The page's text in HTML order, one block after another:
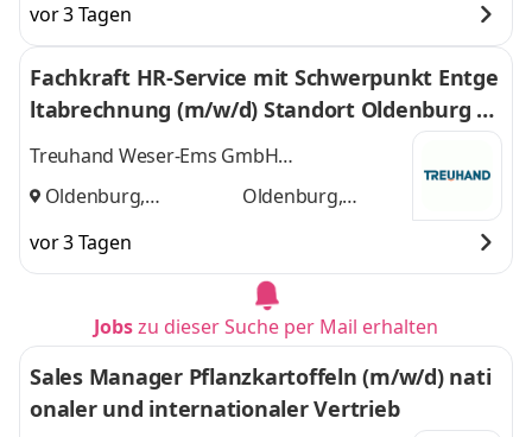
vor 3 Tagen
Fachkraft HR-Service mit Schwerpunkt Entge
ltabrechnung (m/w/d) Standort Oldenburg u
nd Wildeshausen
Treuhand Weser-Ems GmbH
Wirtschaftsprüfungsgesellschaft
Oldenburg,
Oldenburg,
vor 3 Tagen
Jobszu dieser Suche per Mail erhalten
Sales Manager Pflanzkartoffeln (m/w/d) nati
onaler und internationaler Vertrieb